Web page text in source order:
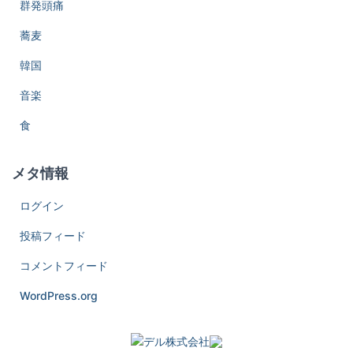
群発頭痛
蕎麦
韓国
音楽
食
メタ情報
ログイン
投稿フィード
コメントフィード
WordPress.org